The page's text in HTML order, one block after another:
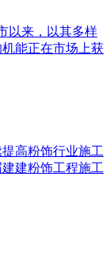
以来，以其多样
能正在市场上获
高粉饰行业施工
建粉饰工程施工